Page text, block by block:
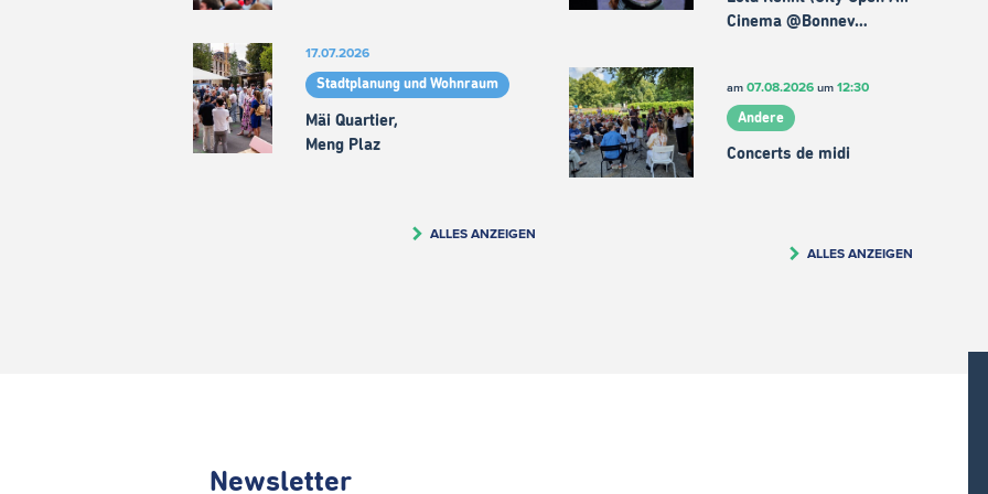
17.07.2026
Stadtplanung und Wohnraum
Mäi Quartier,
Meng Plaz
ALLES ANZEIGEN
Cinema @Bonnev…
am 07.08.2026um 12:30
Andere
Concerts de midi
ALLES ANZEIGEN
Newsletter